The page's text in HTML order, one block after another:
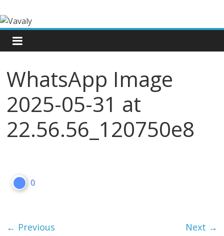
WhatsApp Image
2025-05-31 at
22.56.56_120750e8
0
← Previous Next →